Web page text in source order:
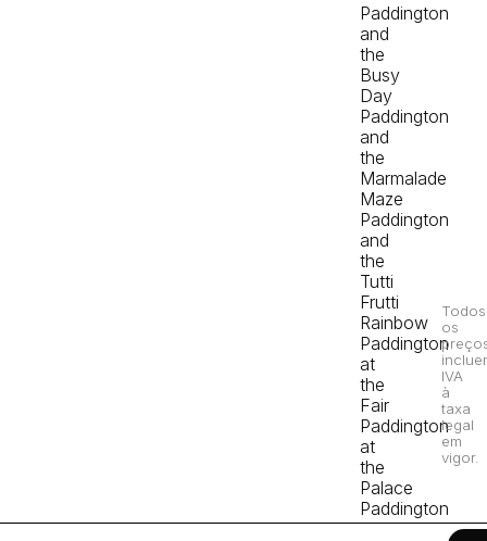
Paddington
and
the
Busy
Day
Paddington
and
the
Marmalade
Maze
Paddington
and
the
Tutti
Frutti
Rainbow
Paddington
at
the
Fair
Paddington
at
the
Palace
Paddington
at
Todos
os
IVA
à
taxa
legal
em
vigor.